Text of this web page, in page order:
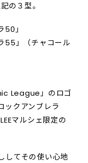
の３型。
50」
55」（チャコール
League」のロゴ
ックアンブレラ
マルシェ限定の
してその使い心地